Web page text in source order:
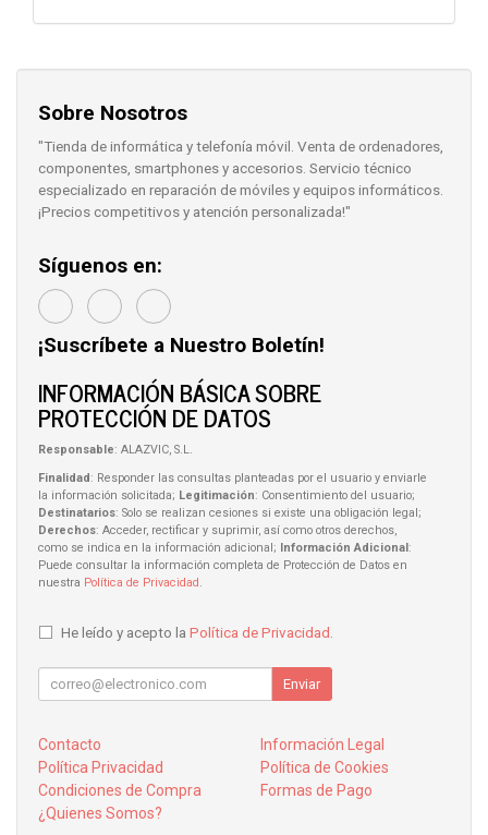
Sobre Nosotros
"Tienda de informática y telefonía móvil. Venta de ordenadores,
componentes, smartphones y accesorios. Servicio técnico
especializado en reparación de móviles y equipos informáticos.
¡Precios competitivos y atención personalizada!"
Síguenos en:
¡Suscríbete a Nuestro Boletín!
INFORMACIÓN BÁSICA SOBRE
PROTECCIÓN DE DATOS
Responsable: ALAZVIC, S.L.
Finalidad : Responder las consultas planteadas por el usuario y enviarle
la información solicitada; Legitimación: Consentimiento del usuario;
Destinatarios: Solo se realizan cesiones si existe una obligación legal;
Derechos: Acceder, rectificar y suprimir, así como otros derechos,
como se indica en la información adicional;
Información Adicional :
Puede consultar la información completa de Protección de Datos en
nuestra Política de Privacidad .
He leído y acepto la Política de Privacidad
Enviar
Contacto
Información Legal
Política Privacidad
Política de Cookies
Condiciones de Compra
Formas de Pago
¿Quienes Somos?